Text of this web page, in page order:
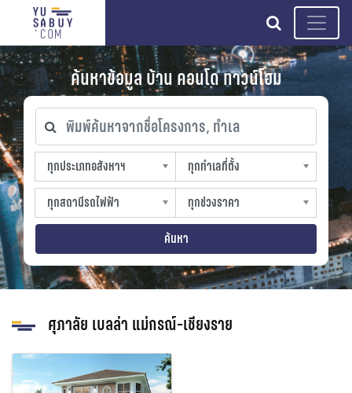
search
ค้นหาข้อมูล บ้าน คอนโด ทาวน์โฮม
พิมพ์ค้นหาจากชื่อโครงการ, ทำเล
ทุกประเภทอสังหาฯ
ทุกประเภทอสังหาฯ
sproperty
ทุกทำเลที่ตั้ง
ทุกทำเลที่ตั้ง
slocation
ทุกสถานีรถไฟฟ้า
ทุกสถานีรถไฟฟ้า
strain-station
ทุกช่วงราคา
ทุกช่วงราคา
sprice
ค้นหา
ศุภาลัย เบลล่า แม่กรณ์-เชียงราย